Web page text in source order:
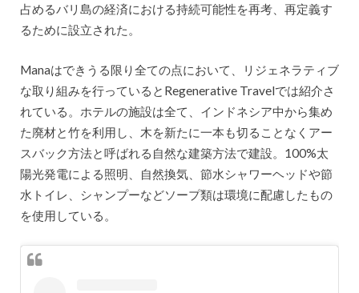
占めるバリ島の経済における持続可能性を再考、再定義す
るために設立された。
Manaはできうる限り全ての点において、リジェネラティブ
な取り組みを行っているとRegenerative Travelでは紹介さ
れている。ホテルの施設は全て、インドネシア中から集め
た廃材と竹を利用し、木を新たに一本も切ることなくアー
スバック方法と呼ばれる自然な建築方法で建設。100%太
陽光発電による照明、自然換気、節水シャワーヘッドや節
水トイレ、シャンプーなどソープ類は環境に配慮したもの
を使用している。